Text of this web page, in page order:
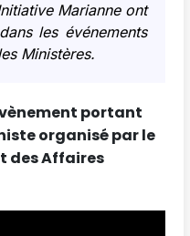
Marianne ont
les événements
Ministères.
portant
organisé par le
des Affaires